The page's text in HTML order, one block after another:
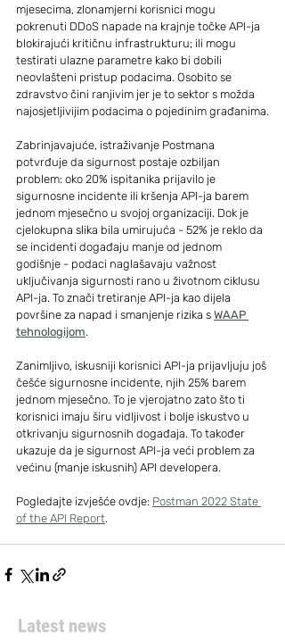
mjesecima, zlonamjerni korisnici mogu
pokrenuti DDoS napade na krajnje točke API-ja
blokirajući kritičnu infrastrukturu; ili mogu
testirati ulazne parametre kako bi dobili
neovlašteni pristup podacima. Osobito se
zdravstvo čini ranjivim jer je to sektor s možda
najosjetljivijim podacima o pojedinim građanima.
Zabrinjavajuće, istraživanje Postmana
potvrđuje da sigurnost postaje ozbiljan
problem: oko 20% ispitanika prijavilo je
sigurnosne incidente ili kršenja API-ja barem
jednom mjesečno u svojoj organizaciji. Dok je
cjelokupna slika bila umirujuća - 52% je reklo da
se incidenti događaju manje od jednom
godišnje - podaci naglašavaju važnost
uključivanja sigurnosti rano u životnom ciklusu
API-ja. To znači tretiranje API-ja kao dijela
površine za napad i smanjenje rizika s WAAP
tehnologijom.
Zanimljivo, iskusniji korisnici API-ja prijavljuju još
češće sigurnosne incidente, njih 25% barem
jednom mjesečno. To je vjerojatno zato što ti
korisnici imaju širu vidljivost i bolje iskustvo u
otkrivanju sigurnosnih događaja. To također
ukazuje da je sigurnost API-ja veći problem za
većinu (manje iskusnih) API developera.
Pogledajte izvješće ovdje: Postman 2022 State
of the API Report.
Latest news